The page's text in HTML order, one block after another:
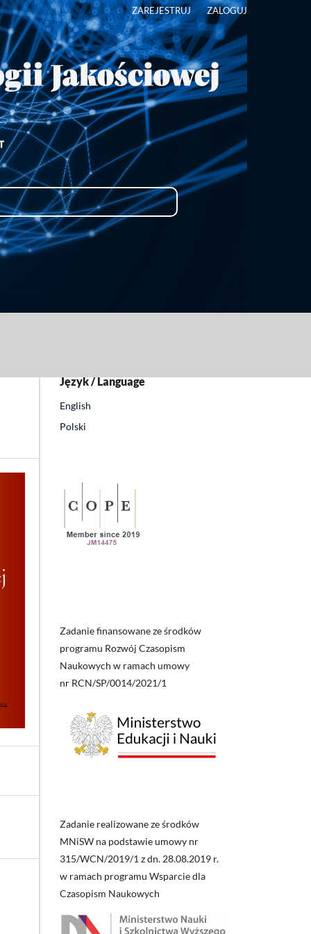
ZAREJESTRUJ ZALOGUJ
Język / Language
English
Polski
Zadanie finansowane ze środków
programu Rozwój Czasopism
Naukowych w ramach umowy
nr RCN/SP/0014/2021/1
Zadanie realizowane ze środków
MNiSW na podstawie umowy nr
315/WCN/2019/1 z dn. 28.08.2019 r.
w ramach programu Wsparcie dla
Czasopism Naukowych